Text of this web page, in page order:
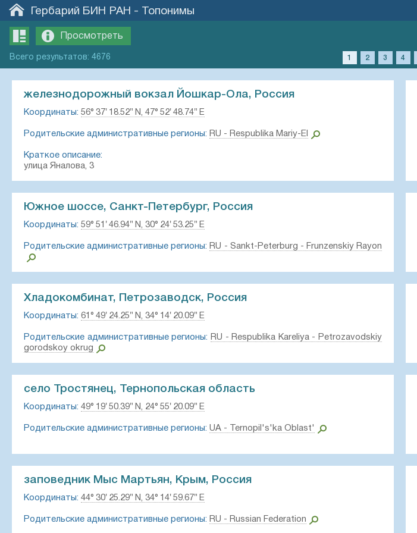
Гербарий БИН РАН - Топонимы
Просмотреть
Всего результатов: 4676 1 2 3 4
железнодорожный вокзал Йошкар-Ола, Россия
Координаты: 56° 37′ 18.52″ N, 47° 52′ 48.74″ E
Родительские административные регионы: RU - Respublika Mariy-El
Краткое описание:
улица Яналова, 3
Южное шоссе, Санкт-Петербург, Россия
Координаты: 59° 51′ 46.94″ N, 30° 24′ 53.25″ E
Родительские административные регионы: RU - Sankt-Peterburg - Frunzenskiy Rayon
Хладокомбинат, Петрозаводск, Россия
Координаты: 61° 49′ 24.25″ N, 34° 14′ 20.09″ E
Родительские административные регионы: RU - Respublika Kareliya - Petrozavodskiy
gorodskoy okrug
село Тростянец, Тернопольская область
Координаты: 49° 19′ 50.39″ N, 24° 55′ 20.09″ E
Родительские административные регионы: UA - Ternopil's'ka Oblast'
заповедник Мыс Мартьян, Крым, Россия
Координаты: 44° 30′ 25.29″ N, 34° 14′ 59.67″ E
Родительские административные регионы: RU - Russian Federation